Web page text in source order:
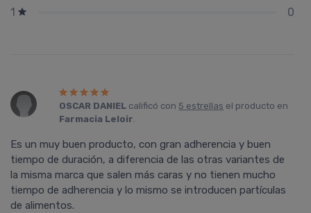
1
0
OSCAR DANIEL calificó con 5 estrellas el producto en
Farmacia Leloir.
Es un muy buen producto, con gran adherencia y buen
tiempo de duración, a diferencia de las otras variantes de
la misma marca que salen más caras y no tienen mucho
tiempo de adherencia y lo mismo se introducen partículas
de alimentos.